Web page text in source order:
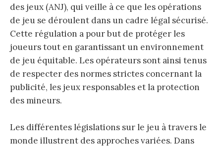
des jeux (ANJ), qui veille à ce que les opérations
de jeu se déroulent dans un cadre légal sécurisé.
Cette régulation a pour but de protéger les
joueurs tout en garantissant un environnement
de jeu équitable. Les opérateurs sont ainsi tenus
de respecter des normes strictes concernant la
publicité, les jeux responsables et la protection
des mineurs.
Les différentes législations sur le jeu à travers le
monde illustrent des approches variées. Dans